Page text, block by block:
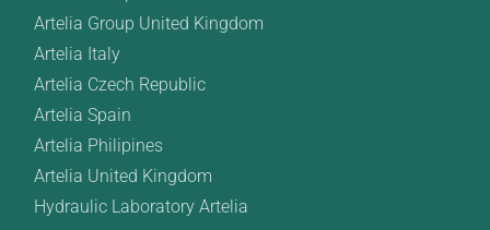
Artelia Group United Kingdom
Artelia Italy
Artelia Czech Republic
Artelia Spain
Artelia Philipines
Artelia United Kingdom
Hydraulic Laboratory Artelia